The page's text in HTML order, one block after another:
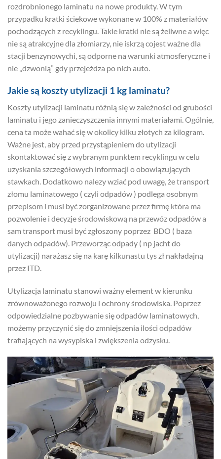
rozdrobnionego laminatu na nowe produkty. W tym
przypadku kratki ściekowe wykonane w 100% z materiałów
pochodzących z recyklingu. Takie kratki nie są żeliwne a więc
nie są atrakcyjne dla złomiarzy, nie iskrzą cojest ważne dla
stacji benzynowychi, są odporne na warunki atmosferyczne i
nie „dzwonią” gdy przejeżdza po nich auto.
Jakie są koszty utylizacji 1 kg laminatu?
Koszty utylizacji laminatu różnią się w zależności od grubości
laminatu i jego zanieczyszczenia innymi materiałami. Ogólnie,
cena ta może wahać się w okolicy kilku złotych za kilogram.
Ważne jest, aby przed przystąpieniem do utylizacji
skontaktować się z wybranym punktem recyklingu w celu
uzyskania szczegółowych informacji o obowiązujących
stawkach. Dodatkowo nalezy wziać pod uwagę, że transport
złomu laminatowego ( czyli odpadów ) podlega osobnym
przepisom i musi być zorganizowane przez firmę która ma
pozwolenie i decyzje środowiskową na przewóz odpadów a
sam transport musi być zgłoszony poprzez BDO ( baza
danych odpadów). Przeworząc odpady ( np jacht do
utylizacji) narażasz się na karę kilkunastu tys zł nakładajną
przez ITD.
Utylizacja laminatu stanowi ważny element w kierunku
zrównoważonego rozwoju i ochrony środowiska. Poprzez
odpowiedzialne pozbywanie się odpadów laminatowych,
możemy przyczynić się do zmniejszenia ilości odpadów
trafiających na wysypiska i zwiększenia odzysku.